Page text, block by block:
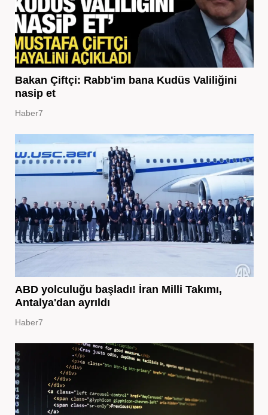
Bakan Çiftçi: Rabb'im bana Kudüs Valiliğini
nasip et
Haber7
ABD yolculuğu başladı! İran Milli Takımı,
Antalya'dan ayrıldı
Haber7